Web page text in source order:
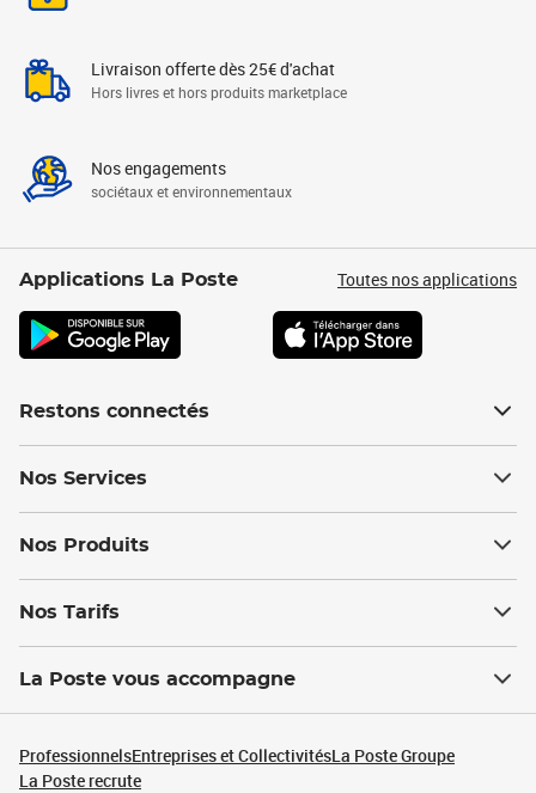
Livraison offerte dès 25€ d'achat
Hors livres et hors produits marketplace
Nos engagements
sociétaux et environnementaux
Applications La Poste Toutes nos applications
Restons connectés
Nos Services
Nos Produits
Nos Tarifs
La Poste vous accompagne
ProfessionnelsEntreprises et CollectivitésLa Poste Groupe
La Poste recrute